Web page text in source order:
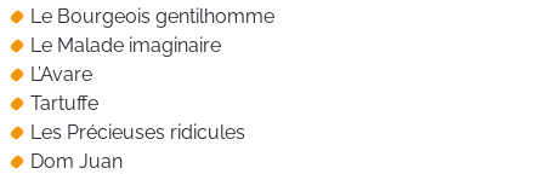
Le Bourgeois gentilhomme
Le Malade imaginaire
L’Avare
Tartuffe
Les Précieuses ridicules
Dom Juan